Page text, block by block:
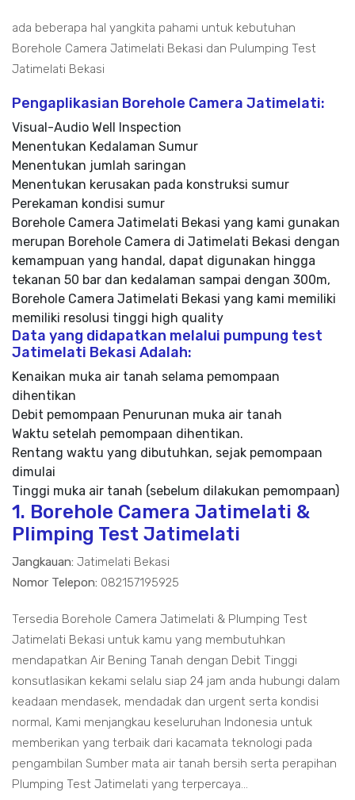
ada beberapa hal yangkita pahami untuk kebutuhan
Borehole Camera Jatimelati Bekasi dan Pulumping Test
Jatimelati Bekasi
Pengaplikasian Borehole Camera Jatimelati:
Visual-Audio Well Inspection
Menentukan Kedalaman Sumur
Menentukan jumlah saringan
Menentukan kerusakan pada konstruksi sumur
Perekaman kondisi sumur
Borehole Camera Jatimelati Bekasi yang kami gunakan
merupan Borehole Camera di Jatimelati Bekasi dengan
kemampuan yang handal, dapat digunakan hingga
tekanan 50 bar dan kedalaman sampai dengan 300m,
Borehole Camera Jatimelati Bekasi yang kami memiliki
memiliki resolusi tinggi high quality
Data yang didapatkan melalui pumpung test
Jatimelati Bekasi Adalah:
Kenaikan muka air tanah selama pemompaan
dihentikan
Debit pemompaan Penurunan muka air tanah
Waktu setelah pemompaan dihentikan.
Rentang waktu yang dibutuhkan, sejak pemompaan
dimulai
Tinggi muka air tanah (sebelum dilakukan pemompaan)
1. Borehole Camera Jatimelati &
Plimping Test Jatimelati
Jangkauan: Jatimelati Bekasi
Nomor Telepon: 082157195925
Tersedia Borehole Camera Jatimelati & Plumping Test
Jatimelati Bekasi untuk kamu yang membutuhkan
mendapatkan Air Bening Tanah dengan Debit Tinggi
konsutlasikan kekami selalu siap 24 jam anda hubungi dalam
keadaan mendasek, mendadak dan urgent serta kondisi
normal, Kami menjangkau keseluruhan Indonesia untuk
memberikan yang terbaik dari kacamata teknologi pada
pengambilan Sumber mata air tanah bersih serta perapihan
Plumping Test Jatimelati yang terpercaya...